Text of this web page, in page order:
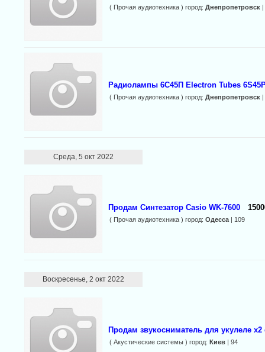
( Прочая аудиотехника ) город: Днепропетровск|
Радиолампы 6С45П Electron Tubes
( Прочая аудиотехника ) город: Днепропетровск|
Среда, 5 окт 2022
Продам Синтезатор Casio WK-7600
( Прочая аудиотехника ) город: Одесса| 109
Воскресенье, 2 окт 2022
Продам звукосниматель для укулеле x2
( Акустические системы ) город: Киев| 94